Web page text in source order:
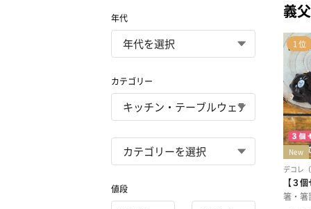
年代
カテゴリー
値段
義